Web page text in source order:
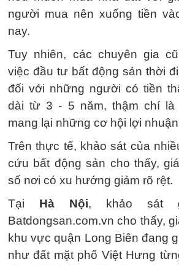
người mua nên xuống tiền
nay.
Tuy nhiên, các chuyên gia
việc đầu tư bất động sản thời
đối với những người có tiền
dài từ 3 - 5 năm, thậm chí là
mang lại những cơ hội lợi
Trên thực tế, khảo sát của
cứu bất động sản cho thấy,
số nơi có xu hướng giảm rõ rệt.
Tại Hà Nội, khảo sát
Batdongsan.com.vn cho thấy,
khu vực quận Long Biên đang
như đất mặt phố Việt Hưng